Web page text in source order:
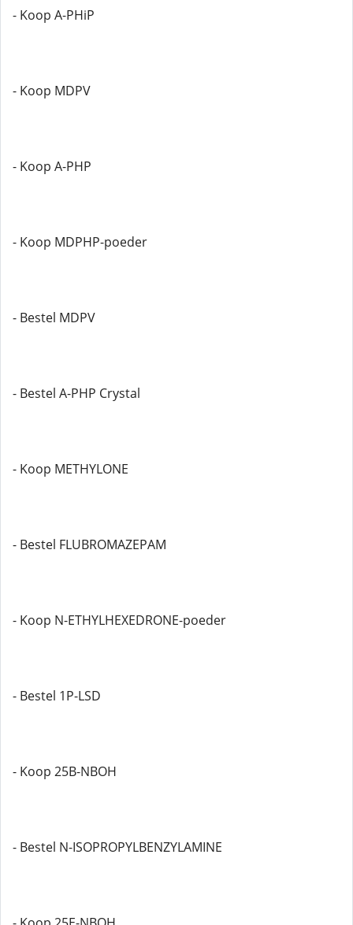
- Koop A-PHiP
- Koop MDPV
- Koop A-PHP
- Koop MDPHP-poeder
- Bestel MDPV
- Bestel A-PHP Crystal
- Koop METHYLONE
- Bestel FLUBROMAZEPAM
- Koop N-ETHYLHEXEDRONE-poeder
- Bestel 1P-LSD
- Koop 25B-NBOH
- Bestel N-ISOPROPYLBENZYLAMINE